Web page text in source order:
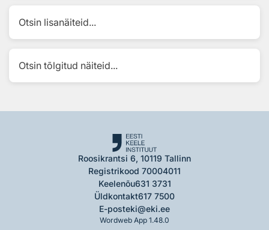
Otsin lisanäiteid...
Otsin tõlgitud näiteid...
Roosikrantsi 6, 10119 Tallinn
Registrikood 70004011
Keelenõu631 3731
Üldkontakt617 7500
E-posteki@eki.ee
Wordweb App 1.48.0